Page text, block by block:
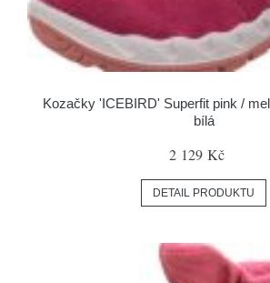
Kozačky 'ICEBIRD' Superfit pink /
bílá
2 129 Kč
DETAIL PRODUKTU